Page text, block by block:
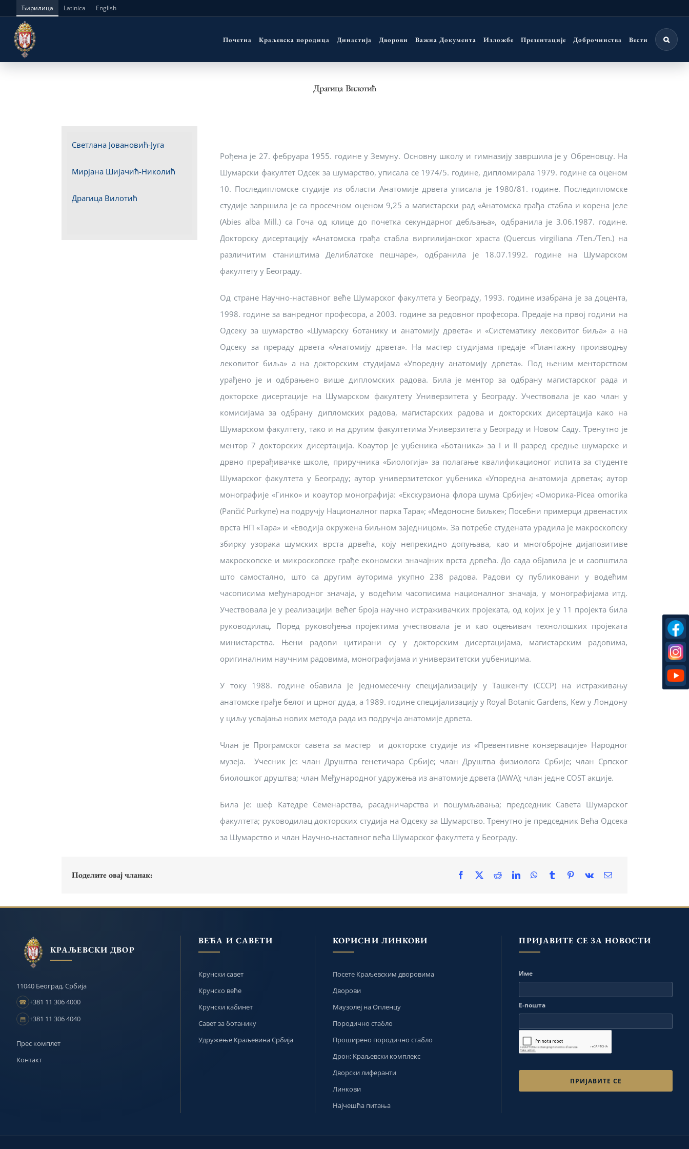
content
Ћирилица Latinica English
Почетна Краљевска породица Династија Дворови Важна Документа Изложбе Презентације Доброчинства Вести
Драгица Вилотић
Светлана Јовановић-Југа
Мирјана Шијачић-Николић
Драгица Вилотић
Рођена је 27. фебруара 1955. године у Земуну. Основну школу и гимназију завршила је у Обреновцу. На
Шумарски факултет Одсек за шумарство, уписала се 1974/5. године, дипломирала 1979. године са оценом
10. Последипломске студије из области Анатомије дрвета уписала је 1980/81. године. Последипломске
студије завршила је са просечном оценом 9,25 а магистарски рад «Анатомска грађа стабла и корена јеле
(Abies alba Mill.) са Гоча од клице до почетка секундарног дебљања», одбранила је 3.06.1987. године.
Докторску дисертацију «Анатомска грађа стабла виргилијанског храста (Quercus virgiliana /Ten./Ten.) на
различитим стаништима Делиблатске пешчаре», одбранила је 18.07.1992. године на Шумарском
факултету у Београду.
Од стране Научно-наставног веће Шумарског факултета у Београду, 1993. године изабрана је за доцента,
1998. године за ванредног професора, а 2003. године за редовног професора. Предаје на првој години на
Одсеку за шумарство «Шумарску ботанику и анатомију дрвета« и «Систематику лековитог биља» а на
Одсеку за прераду дрвета «Анатомију дрвета». На мастер студијама предаје «Плантажну производњу
лековитог биља» а на докторским студијама «Упоредну анатомију дрвета». Под њеним менторством
урађено је и одбрањено више дипломских радова. Била је ментор за одбрану магистарског рада и
докторске дисертације на Шумарском факултету Универзитета у Београду. Учествовала је као члан у
комисијама за одбрану дипломских радова, магистарских радова и докторских дисертација како на
Шумарском факултету, тако и на другим факултетима Универзитета у Београду и Новом Саду. Тренутно је
ментор 7 докторских дисертација. Коаутор је уџбеника «Ботаника» за I и II разред средње шумарске и
дрвно прерађивачке школе, приручника «Биологија» за полагање квалификационог испита за студенте
Шумарског факултета у Београду; аутор универзитетског уџбеника «Упоредна анатомија дрвета»; аутор
монографије «Гинко» и коаутор монографија: «Екскурзиона флора шума Србије»; «Оморика-Picea omorika
(Pančić Purkyne) на подручју Националног парка Тара»; «Медоносне биљке»; Посебни примерци дрвенастих
врста НП «Тара» и «Еводија окружена биљном заједницом». За потребе студената урадила је макроскопску
збирку узорака шумских врста дрвећа, коју непрекидно допуњава, као и многобројне дијапозитиве
макроскопске и микроскопске грађе економски значајних врста дрвећа. До сада објавила је и саопштила
што самостално, што са другим ауторима укупно 238 радова. Радови су публиковани у водећим
часописима међународног значаја, у водећим часописима националног значаја, у монографијама итд.
Учествовала је у реализацији већег броја научно истраживачких пројеката, од којих је у 11 пројекта била
руководилац. Поред руковођења пројектима учествовала је и као оцењивач технолошких пројеката
министарства. Њени радови цитирани су у докторским дисертацијама, магистарским радовима,
оригиналним научним радовима, монографијама и универзитетски уџбеницима.
У току 1988. године обавила је једномесечну специјализацију у Ташкенту (СССР) на истраживању
анатомске грађе белог и црног дуда, а 1989. године специјализацију у Royal Botanic Gardens, Kew у Лондону
у циљу усвајања нових метода рада из подручја анатомије дрвета.
Члан је Програмског савета за мастер и докторске студије из «Превентивне конзервације» Народног
музеја. Учесник је: члан Друштва генетичара Србије; члан Друштва физиолога Србије; члан Српског
биолошког друштва; члан Међународног удружења из анатомије дрвета (IAWA); члан једне COST акције.
Била је: шеф Катедре Семенарства, расадничарства и пошумљавања; председник Савета Шумарског
факултета; руководилац докторских студија на Одсеку за Шумарство. Тренутно је председник Већа Одсека
за Шумарство и члан Научно-наставног већа Шумарског факултета у Београду.
Поделите овај чланак:
КРАЉЕВСКИ ДВОР
11040 Београд, Србија
☎ +381 11 306 4000
▤ +381 11 306 4040
Прес комплет
Контакт
ВЕЋА И САВЕТИ
Крунски савет
Крунско веће
Крунски кабинет
Савет за ботанику
Удружење Краљевина Србија
КОРИСНИ ЛИНКОВИ
Посете Краљевским дворовима
Дворови
Маузолеј на Опленцу
Породично стабло
Проширено породично стабло
Дрон: Краљевски комплекс
Дворски лиферанти
Линкови
Најчешћа питања
ПРИЈАВИТЕ СЕ ЗА НОВОСТИ
Име
Е-пошта